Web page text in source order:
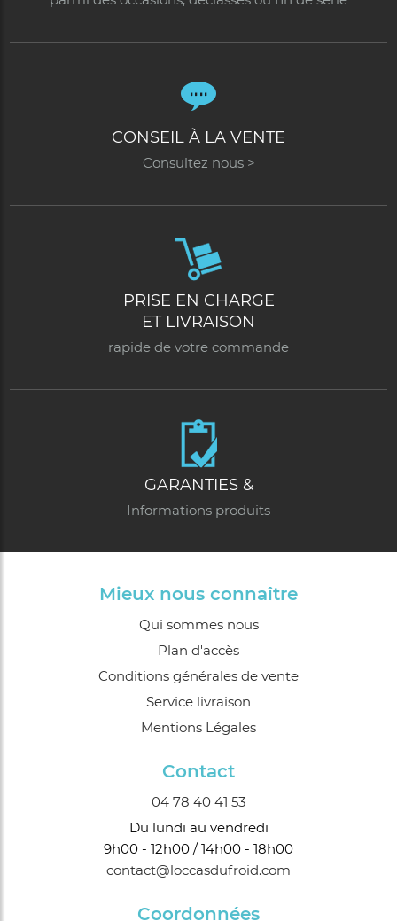
CONSEIL À LA VENTE
Consultez nous >
PRISE EN CHARGE
ET LIVRAISON
rapide de votre commande
GARANTIES &
Informations produits
Mieux nous connaître
Qui sommes nous
Plan d'accès
Conditions générales de vente
Service livraison
Mentions Légales
Contact
04 78 40 41 53
Du lundi au vendredi
9h00 - 12h00 / 14h00 - 18h00
contact@loccasdufroid.com
Coordonnées